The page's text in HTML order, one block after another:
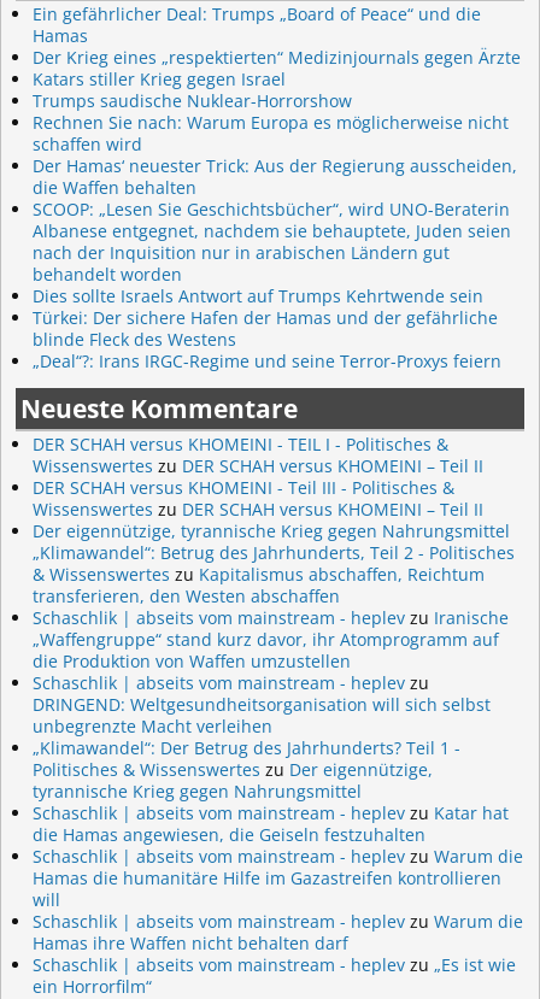
Ein gefährlicher Deal: Trumps „Board of Peace“ und die
Hamas
Der Krieg eines „respektierten“ Medizinjournals gegen Ärzte
Katars stiller Krieg gegen Israel
Trumps saudische Nuklear-Horrorshow
Rechnen Sie nach: Warum Europa es möglicherweise nicht
schaffen wird
Der Hamas‘ neuester Trick: Aus der Regierung ausscheiden,
die Waffen behalten
SCOOP: „Lesen Sie Geschichtsbücher“, wird UNO-Beraterin
Albanese entgegnet, nachdem sie behauptete, Juden seien
nach der Inquisition nur in arabischen Ländern gut
behandelt worden
Dies sollte Israels Antwort auf Trumps Kehrtwende sein
Türkei: Der sichere Hafen der Hamas und der gefährliche
blinde Fleck des Westens
„Deal“?: Irans IRGC-Regime und seine Terror-Proxys feiern
Neueste Kommentare
DER SCHAH versus KHOMEINI - TEIL I - Politisches &
Wissenswertes zu DER SCHAH versus KHOMEINI – Teil II
DER SCHAH versus KHOMEINI - Teil III - Politisches &
Wissenswertes zu DER SCHAH versus KHOMEINI – Teil II
Der eigennützige, tyrannische Krieg gegen Nahrungsmittel
„Klimawandel“: Betrug des Jahrhunderts, Teil 2 - Politisches
& Wissenswertes zu Kapitalismus abschaffen, Reichtum
transferieren, den Westen abschaffen
Schaschlik | abseits vom mainstream - heplev zu Iranische
„Waffengruppe“ stand kurz davor, ihr Atomprogramm auf
die Produktion von Waffen umzustellen
Schaschlik | abseits vom mainstream - heplev zu
DRINGEND: Weltgesundheitsorganisation will sich selbst
unbegrenzte Macht verleihen
„Klimawandel“: Der Betrug des Jahrhunderts? Teil 1 -
Politisches & Wissenswertes zu Der eigennützige,
tyrannische Krieg gegen Nahrungsmittel
Schaschlik | abseits vom mainstream - heplev zu Katar hat
die Hamas angewiesen, die Geiseln festzuhalten
Schaschlik | abseits vom mainstream - heplev zu Warum die
Hamas die humanitäre Hilfe im Gazastreifen kontrollieren
will
Schaschlik | abseits vom mainstream - heplev zu Warum die
Hamas ihre Waffen nicht behalten darf
Schaschlik | abseits vom mainstream - heplev zu „Es ist wie
ein Horrorfilm“